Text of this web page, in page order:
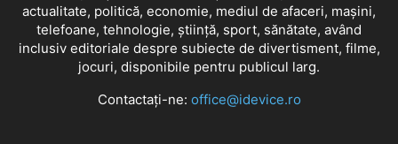
actualitate, politică, economie, mediul de afaceri, mașini,
telefoane, tehnologie, știință, sport, sănătate, având
inclusiv editoriale despre subiecte de divertisment, filme,
jocuri, disponibile pentru publicul larg.
Contactați-ne: office@idevice.ro